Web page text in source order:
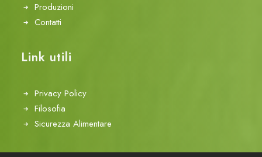
Produzioni
Contatti
Link utili
Privacy Policy
Filosofia
Sicurezza Alimentare